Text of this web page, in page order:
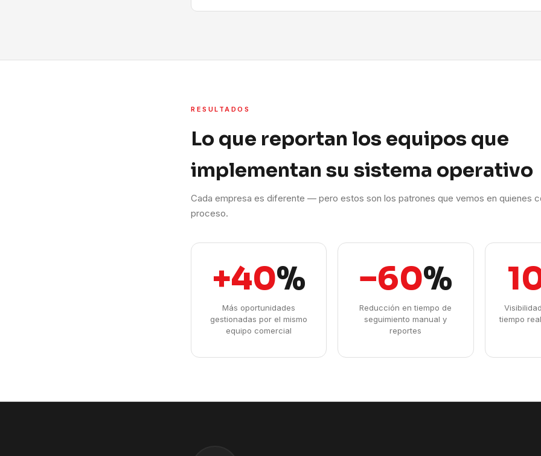
RESULTADOS
Lo que reportan los equipos que
implementan su sistema operativo
Cada empresa es diferente — pero estos son los patrones que vemos en quienes
proceso.
+40%
Más oportunidades
gestionadas por el mismo
equipo comercial
−60%
Reducción en tiempo de
seguimiento manual y
reportes
tiempo